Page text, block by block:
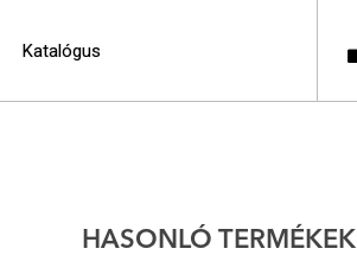
Katalógus
HASONLÓ TERMÉKEK